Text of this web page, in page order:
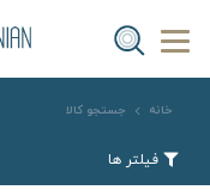
خانه جستجو کالا
فیلتر ها